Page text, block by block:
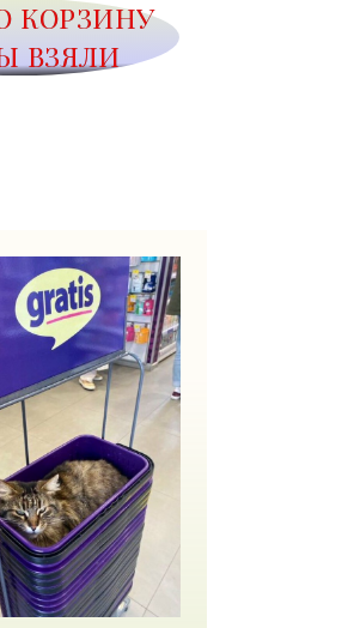
КОРЗИНУ
ВЗЯЛИ